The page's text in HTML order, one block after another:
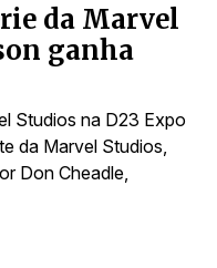
da Marvel
ganha
Studios na D23 Expo
da Marvel Studios,
Don Cheadle,